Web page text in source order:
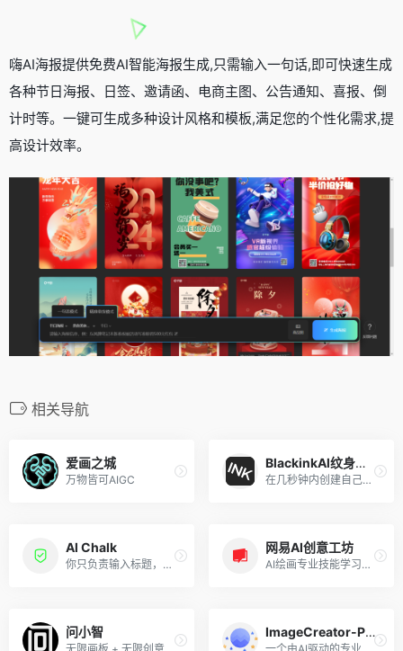
嗨AI海报提供免费AI智能海报生成,只需输入一句话,即可快速生成
各种节日海报、日签、邀请函、电商主图、公告通知、喜报、倒
计时等。一键可生成多种设计风格和模板,满足您的个性化需求,提
高设计效率。
相关导航
爱画之城
万物皆可AIGC
BlackinkAl纹身生成
在几秒钟内创建自己独特的闪光纹身。使用Blacklnk的Al在几秒钟内生成定制的独特纹身,旨在为您创建类似纹身的设计
Al Chalk
你只负责输入标题，10分钟帮你搞定高质量范文
网易AI创意工坊
AI绘画专业技能学习高效创作应用
问小智 ImageCreator-PS插件